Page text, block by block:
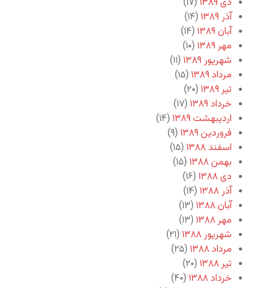
آذر ۱۳۸۹
(۱۴)
آبان ۱۳۸۹
(۱۴)
مهر ۱۳۸۹
(۱۰)
شهریور ۱۳۸۹
(۱۱)
مرداد ۱۳۸۹
(۱۵)
تیر ۱۳۸۹
(۲۰)
خرداد ۱۳۸۹
(۱۷)
اردیبهشت ۱۳۸۹
(۱۴)
فروردین ۱۳۸۹
(۹)
اسفند ۱۳۸۸
(۱۵)
بهمن ۱۳۸۸
(۱۵)
دی ۱۳۸۸
(۱۶)
آذر ۱۳۸۸
(۱۴)
آبان ۱۳۸۸
(۱۳)
مهر ۱۳۸۸
(۱۳)
شهریور ۱۳۸۸
(۲۱)
مرداد ۱۳۸۸
(۲۵)
تیر ۱۳۸۸
(۲۰)
خرداد ۱۳۸۸
(۴۰)